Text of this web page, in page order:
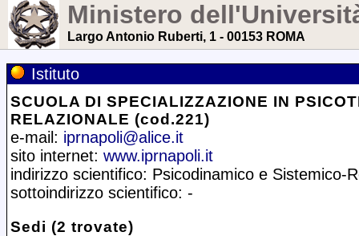
Ministero
Largo Antonio Ruberti, 1 - 00153 ROMA
Istituto
SCUOLA DI SPECIALIZZAZIONE IN
RELAZIONALE (cod.221)
e-mail: iprnapoli@alice.it
sito internet: www.iprnapoli.it
indirizzo scientifico: Psicodinamico e Sistemico-
sottoindirizzo scientifico: -
Sedi (2 trovate)